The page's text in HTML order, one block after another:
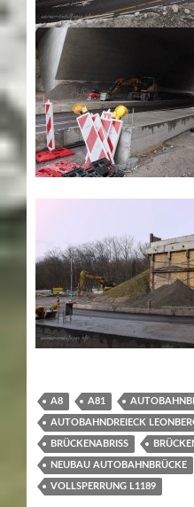
A8 A81
AUTOBAHNDREIECK
BRÜCKENABRISS
NEUBAU AUTOBAHNBRÜCKE
VOLLSPERRUNG L1189